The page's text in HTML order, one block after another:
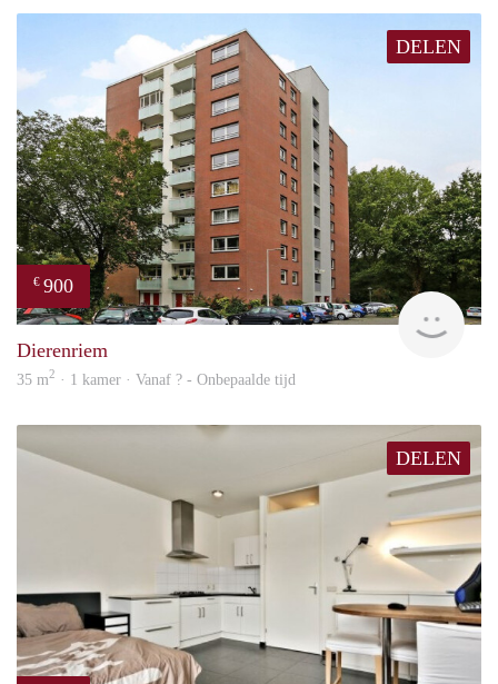
DELEN
€ 900
Dierenriem
35 m2 · 1 kamer · Vanaf ? - Onbepaalde tijd
DELEN